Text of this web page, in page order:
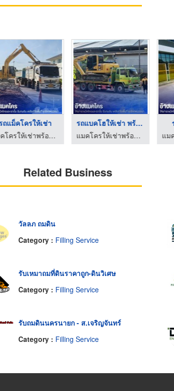
ถแม็คโครให้เช่า
แมคโครให้เช่าพร้อมคนขับ - ช้างแมคโครให้เช่า
รถแบคโฮให้เช่า พร้อม ...
แมคโครให้เช่าพร้อมคนขับ - ช้างแมคโครให้เช่า
Related Business
วัลลภ ถมดิน
Category : Filling Service
รับเหมาถมที่ดินราคาถูก-ดินวิเศษ
Category : Filling Service
รับถมดินนครนายก - ส.เจริญจันทร์
Category : Filling Service